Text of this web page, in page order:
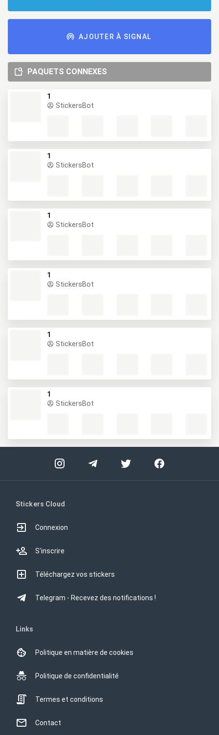
AJOUTER À SIGNAL
PAQUETS CONNEXES
1
StickersBot
1
StickersBot
1
StickersBot
1
StickersBot
1
StickersBot
1
StickersBot
Stickers Cloud
Connexion
S'inscrire
Téléchargez vos stickers
Telegram - Recevez des notifications !
Links
Politique en matière de cookies
Politique de confidentialité
Termes et conditions
Contact